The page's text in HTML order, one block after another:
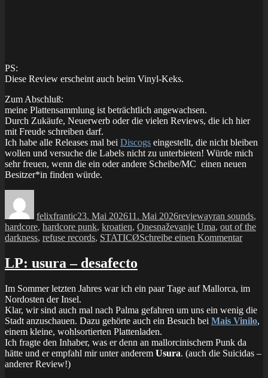
PS:
Diese Review erscheint auch beim Vinyl-Keks.
Zum Abschluß:
meine Plattensammlung ist beträchtlich angewachsen.
Durch Zukäufe, Neuerwerb oder die vielen Reviews, die ich hier
mit Freude schreiben darf.
Ich habe alle Releases mal bei Discogs eingestellt, die nicht bleiben
wollen und versuche die Labels nicht zu unterbieten! Würde mich
sehr freuen, wenn die ein oder andere Scheibe/MC einen neuen
Besitzer*in finden würde.
felixfrantic23. Mai 202611. Mai 2026reviewayran sounds,
hardcore, hardcore punk, kroatien, Onesnaževanje Uma, out of the
darkness, refuse records, STATICØSchreibe einen Kommentarzu
of
world
LP: usura – desafecto
Im Sommer letzten Jahres war ich ein paar Tage auf Mallorca, im
Nordosten der Insel.
Klar, wir sind auch mal nach Palma gefahren um uns ein wenig die
Stadt anzuschauen. Dazu gehörte auch ein Besuch bei Mais Vinilo,
einem kleine, wohlsortierten Plattenladen.
Ich fragte den Inhaber, was er denn an mallorcinischem Punk da
hätte und er empfahl mir unter anderem Usura. (auch die Suicidas –
anderer Review!)